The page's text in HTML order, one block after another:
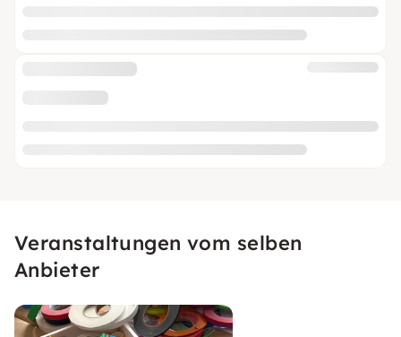
Veranstaltungen vom selben
Anbieter